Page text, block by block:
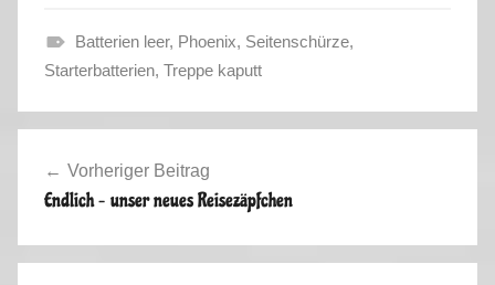
M
t
m
B
Batterien leer, Phoenix, Seitenschürze,
Starterbatterien, Treppe kaputt
Vorheriger Beitrag
Endlich – unser neues Reisezäpfchen